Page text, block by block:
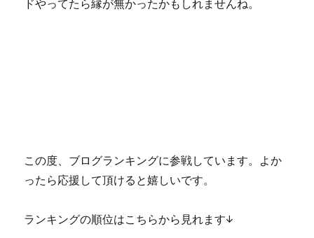
ドやってたら縁が無かったかもしれませんね。
この度、ブログランキングに参戦しています。よか
ったら応援して頂けると嬉しいです。
ランキングの順位はこちらから見れます↓